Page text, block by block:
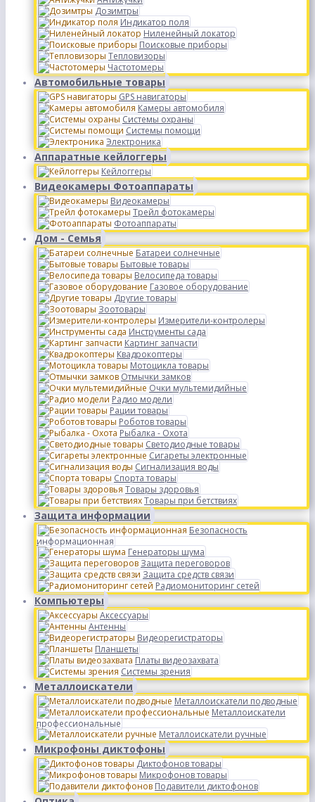
Дозимтры
Индикатор поля
Ниленейный локатор
Поисковые приборы
Тепловизоры
Частотомеры
Автомобильные товары
GPS навигаторы
Камеры автомобиля
Системы охраны
Системы помощи
Электроника
Аппаратные кейлоггеры
Кейлоггеры
Видеокамеры Фотоаппараты
Видеокамеры
Трейл фотокамеры
Фотоаппараты
Дом - Семья
Батареи солнечные
Бытовые товары
Велосипеда товары
Газовое оборудование
Другие товары
Зоотовары
Измерители-контролеры
Инструменты сада
Картинг запчасти
Квадрокоптеры
Мотоцикла товары
Отмычки замков
Очки мультемидийные
Радио модели
Рации товары
Роботов товары
Рыбалка - Охота
Светодиодные товары
Сигареты электронные
Сигнализация воды
Спорта товары
Товары здоровья
Товары при бетствиях
Защита информации
Безопасность
информационная
Генераторы шума
Защита переговоров
Защита средств связи
Радиомониторинг сетей
Компьютеры
Аксессуары
Антенны
Видеорегистраторы
Планшеты
Платы видеозахвата
Системы зрения
Металлоискатели
Металлоискатели подводные
Металлоискатели
профессиональные
Металлоискатели ручные
Микрофоны диктофоны
Диктофонов товары
Микрофонов товары
Подавители диктофонов